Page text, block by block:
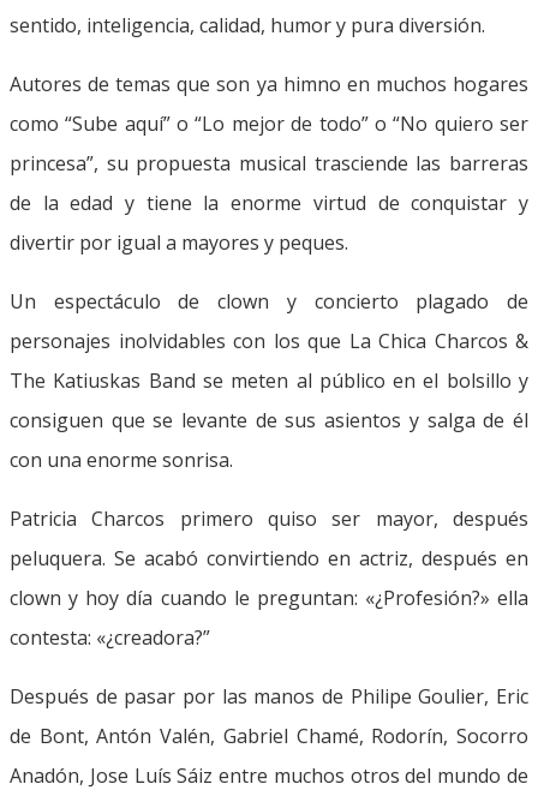
sentido, inteligencia, calidad, humor y pura diversión.
Autores de temas que son ya himno en muchos hogares
como “Sube aquí” o “Lo mejor de todo” o “No quiero ser
princesa”, su propuesta musical trasciende las barreras
de la edad y tiene la enorme virtud de conquistar y
divertir por igual a mayores y peques.
Un espectáculo de clown y concierto plagado de
personajes inolvidables con los que La Chica Charcos &
The Katiuskas Band se meten al público en el bolsillo y
consiguen que se levante de sus asientos y salga de él
con una enorme sonrisa.
Patricia Charcos primero quiso ser mayor, después
peluquera. Se acabó convirtiendo en actriz, después en
clown y hoy día cuando le preguntan: «¿Profesión?» ella
contesta: «¿creadora?”
Después de pasar por las manos de Philipe Goulier, Eric
de Bont, Antón Valén, Gabriel Chamé, Rodorín, Socorro
Anadón, Jose Luís Sáiz entre muchos otros del mundo de